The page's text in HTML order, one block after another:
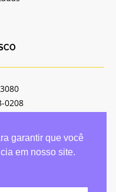
0208
6321
os direitos reservados -
garantir que você
em nosso site.